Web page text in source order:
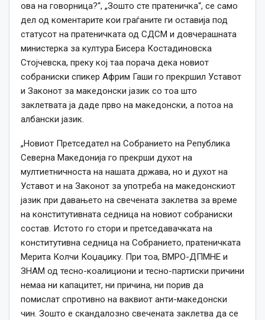
ова на говорница?“, „Зошто сте пратеничка“, се само
дел од коментарите кои граѓаните ги оставија под
статусот на пратеничката од СДСМ и довчерашната
министерка за култура Бисера Костадиновска
Стојчевска, преку кој таа порача дека новиот
собраниски спикер Африм Гаши го прекршил Уставот
и Законот за македонски јазик со тоа што
заклетвата ја даде прво на македонски, а потоа на
албански јазик.
„Новиот Претседател на Собранието на Република
Северна Македонија го прекрши духот на
мултиетничноста на нашата држава, но и духот на
Уставот и на Законот за употреба на македонскиот
јазик при давањето на свечената заклетва за време
на конститутивната седница на новиот собраниски
состав. Истото го стори и претседавачката на
конститутивна седница на Собранието, пратеничката
Мерита Колчи Коџаџику. При тоа, ВМРО-ДПМНЕ и
ЗНАМ од тесно-коалициони и тесно-партиски причини
немаа ни капацитет, ни причина, ни порив да
помислат спротивно на ваквиот анти-македонски
чин. Зошто е скандалозно свечената заклетва да се